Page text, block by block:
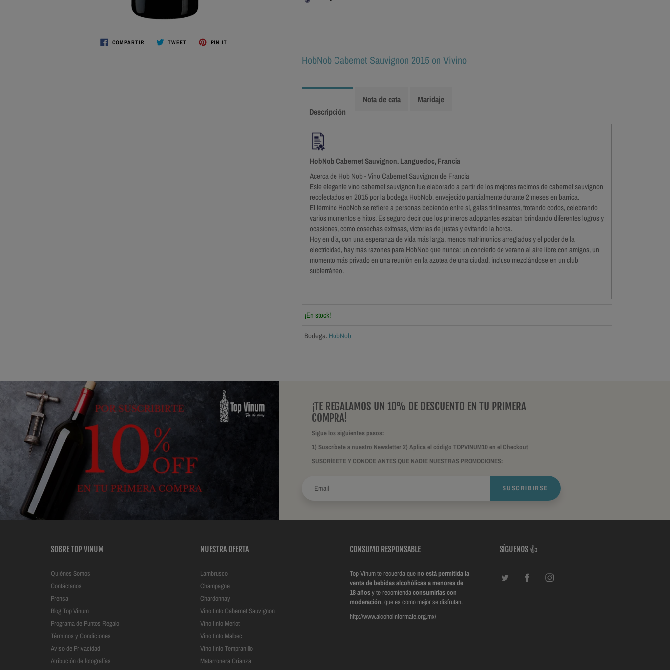
COMPARTIR TWEET PIN IT
HobNob Cabernet Sauvignon 2015 on Vivino
Descripción
Nota de cata Maridaje
HobNob Cabernet Sauvignon. Languedoc, Francia
Acerca de Hob Nob - Vino Cabernet Sauvignon de Francia
Este elegante vino cabernet sauvignon fue elaborado a partir de los mejores racimos de cabernet sauvignon
recolectados en 2015 por la bodega HobNob, envejecido parcialmente durante 2 meses en barrica.
El término HobNob se refiere a personas bebiendo entre sí, gafas tintineantes, frotando codos, celebrando
varios momentos e hitos. Es seguro decir que los primeros adoptantes estaban brindando diferentes logros y
ocasiones, como cosechas exitosas, victorias de justas y evitando la horca.
Hoy en día, con una esperanza de vida más larga, menos matrimonios arreglados y el poder de la
electricidad, hay más razones para HobNob que nunca: un concierto de verano al aire libre con amigos, un
momento más privado en una reunión en la azotea de una ciudad, incluso mezclándose en un club
subterráneo.
¡En stock!
Bodega:HobNob
¡TE REGALAMOS UN 10% DE DESCUENTO EN TU PRIMERA
COMPRA!
Sigue los siguientes pasos:
1) Suscríbete a nuestro Newsletter 2) Aplica el código TOPVINUM10 en el Checkout
SUSCRÍBETE Y CONOCE ANTES QUE NADIE NUESTRAS PROMOCIONES:
SUSCRIBIRSE
SOBRE TOP VINUM
Quiénes Somos
Contáctanos
Prensa
Blog Top Vinum
Programa de Puntos Regalo
Términos y Condiciones
Aviso de Privacidad
Atribución de fotografías
NUESTRA OFERTA
Lambrusco
Champagne
Chardonnay
Vino tinto Cabernet Sauvignon
Vino tinto Merlot
Vino tinto Malbec
Vino tinto Tempranillo
Matarronera Crianza
CONSUMO RESPONSABLE
Top Vinum te recuerda que no está permitida la
venta de bebidas alcohólicas a menores de
18 añosy te recomiendaconsumirlas con
moderación, que es como mejor se disfrutan.
http://www.alcoholinformate.org.mx/
SÍGUENOS 👍